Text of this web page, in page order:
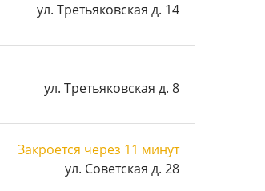
ул. Третьяковская д. 14
ул. Третьяковская д. 8
Закроется через 11 минут
ул. Советская д. 28